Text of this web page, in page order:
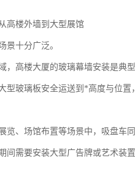
高楼外墙到大型展馆
景十分广泛。
，高楼大厦的玻璃幕墙安装是典
型玻璃板安全运送到*高度与位
览、场馆布置等场景中，吸盘车
间需要安装大型广告牌或艺术装